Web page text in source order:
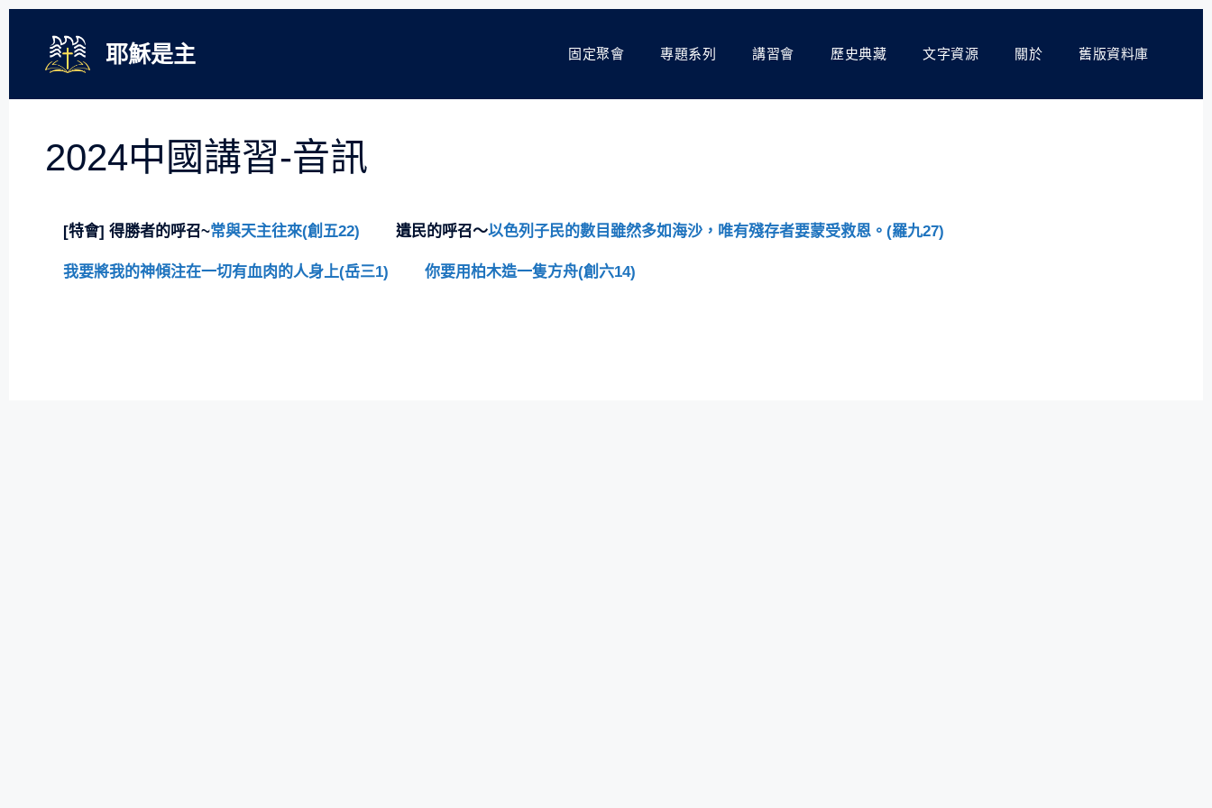
耶穌是主 固定聚會 專題系列 講習會 歷史典藏 文字資源 關於 舊版資料庫
2024中國講習-音訊
[特會] 得勝者的呼召~常與天主往來(創五22) 遺民的呼召～以色列子民的數目雖然多如海沙，唯有殘存者要蒙受救恩。(羅九27)
我要將我的神傾注在一切有血肉的人身上(岳三1) 你要用柏木造一隻方舟(創六14)